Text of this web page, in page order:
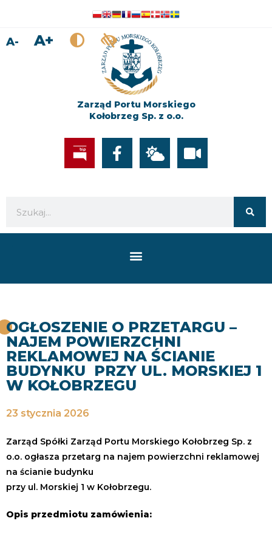
A- A+
Zarząd Portu Morskiego
Kołobrzeg Sp. z o.o.
OGŁOSZENIE O PRZETARGU –
NAJEM POWIERZCHNI
REKLAMOWEJ NA ŚCIANIE
BUDYNKU PRZY UL. MORSKIEJ 1
W KOŁOBRZEGU
23 stycznia 2026
Zarząd Spółki Zarząd Portu Morskiego Kołobrzeg Sp. z
o.o. ogłasza przetarg na najem powierzchni reklamowej
na ścianie budynku
przy ul. Morskiej 1 w Kołobrzegu.
Opis przedmiotu zamówienia: